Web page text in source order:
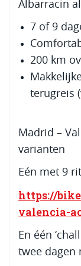
Albarracin
7 of 9
200 km
terugreis
Madrid –
varianten
Eén met 9
https://
valencia-
En één
twee dagen